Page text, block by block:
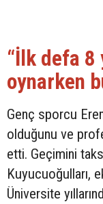
“İlk defa 8
oynarken
Genç sporcu
olduğunu ve
etti. Geçimini
Kuyucuoğulları,
Üniversite